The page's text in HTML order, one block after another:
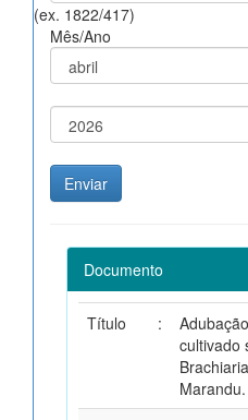
(ex. 1822/417)
Mês/Ano
Documento
Título :
cultivado
Marandu.